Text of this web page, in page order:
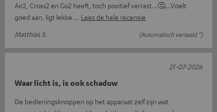
Air2, Cross2 en Go2 heeft, toch positief verrast...🤔...Voelt
goed aan, ligt lekke
Lees de hele recensie
Matthias S.
(Automatisch vertaald *)
Waar licht is, is ook schaduw
De bedieningsknoppen op het apparaat zelf zijn wat
21-07-2026